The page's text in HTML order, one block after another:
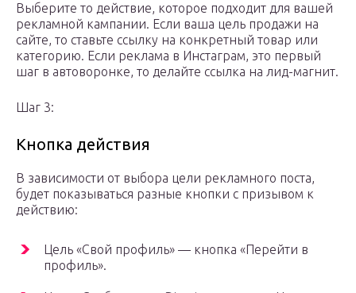
Выберите то действие, которое подходит для вашей
рекламной кампании. Если ваша цель продажи на
сайте, то ставьте ссылку на конкретный товар или
категорию. Если реклама в Инстаграм, это первый
шаг в автоворонке, то делайте ссылка на лид-магнит.
Шаг 3:
Кнопка действия
В зависимости от выбора цели рекламного поста,
будет показываться разные кнопки с призывом к
действию:
Цель «Свой профиль» — кнопка «Перейти в
профиль».